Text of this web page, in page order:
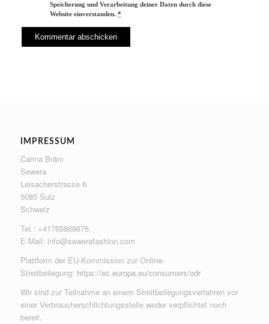
Speicherung und Verarbeitung deiner Daten durch diese
Website einverstanden.*
IMPRESSUM
Carina Bräm
Sewera
Leisacherstrasse 6
5085 Sulz
Schweiz
Tel.: +41765869876
E-Mail: info@sewerafashion.com
Plattform der EU-Kommission zur Online-
Streitbeilegung: https://ec.europa.eu/consumers/odr
Wir sind zur Teilnahme an einem Streitbeilegungsverfahren vor
einer Verbraucherschlichtungsstelle weder verpflichtet noch
bereit.